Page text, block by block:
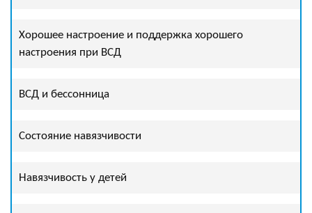
Хорошее настроение и поддержка хорошего
настроения при ВСД
ВСД и бессонница
Состояние навязчивости
Навязчивость у детей